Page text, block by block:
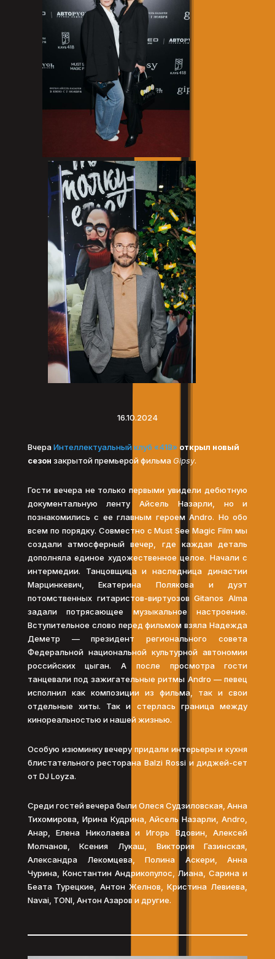
16.10.2024
ВчераИнтеллектуальный клуб «418» открыл новый
сезон закрытой премьерой фильма Gipsy.
Гости вечера не только первыми увидели дебютную
документальную ленту Айсель Назарли, но и
познакомились с ее главным героем Andro. Но обо
всем по порядку. Совместно с Must See Magic Film мы
создали атмосферный вечер, где каждая деталь
дополняла единое художественное целое. Начали с
интермедии. Танцовщица и наследница династии
Марцинкевич, Екатерина Полякова и дуэт
потомственных гитаристов-виртуозов Gitanos Alma
задали потрясающее музыкальное настроение.
Вступительное слово перед фильмом взяла Надежда
Деметр — президент регионального совета
Федеральной национальной культурной автономии
российских цыган. А после просмотра гости
танцевали под зажигательные ритмы Andro — певец
исполнил как композиции из фильма, так и свои
отдельные хиты. Так и стерлась граница между
кинореальностью и нашей жизнью.
Особую изюминку вечеру придали интерьеры и кухня
блистательного ресторана Balzi Rossi и диджей-сет
от DJ Loyza.
Среди гостей вечера были Олеся Судзиловская, Анна
Тихомирова, Ирина Кудрина, Айсель Назарли, Andro,
Анар, Елена Николаева и Игорь Вдовин, Алексей
Молчанов, Ксения Лукаш, Виктория Газинская,
Александра Лекомцева, Полина Аскери, Анна
Чурина, Константин Андрикопулос, Лиана, Сарина и
Беата Турецкие, Антон Желнов, Кристина Левиева,
Navai, TONI, Антон Азаров и другие.